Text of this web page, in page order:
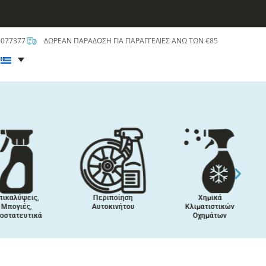
ΔΩΡΕΑΝ ΠΑΡΑΔΟΣΗ ΓΙΑ ΠΑΡΑΓΓΕΛΙΕΣ ΑΝΩ ΤΩΝ €85
Περιποίηση
Αυτοκινήτου
Χημικά
Κλιματιστικών
Οχημάτων